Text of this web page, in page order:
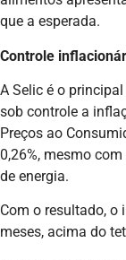
que a esperada.
Controle
A Selic é o
sob controle a
Preços ao
0,26%, mesmo
de energia.
Com o resultado, o
meses, acima do